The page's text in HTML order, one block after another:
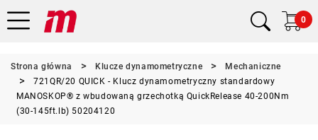
0
Strona główna Klucze dynamometryczne
Mechaniczne
721QR/20 QUICK - Klucz dynamometryczny standardowy
MANOSKOP® z wbudowaną grzechotką QuickRelease 40-200Nm
(30-145ft.lb) 50204120